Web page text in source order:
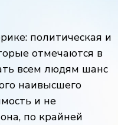
политическая и
отмечаются в
всем людям шанс
наивысшего
и не
по крайней